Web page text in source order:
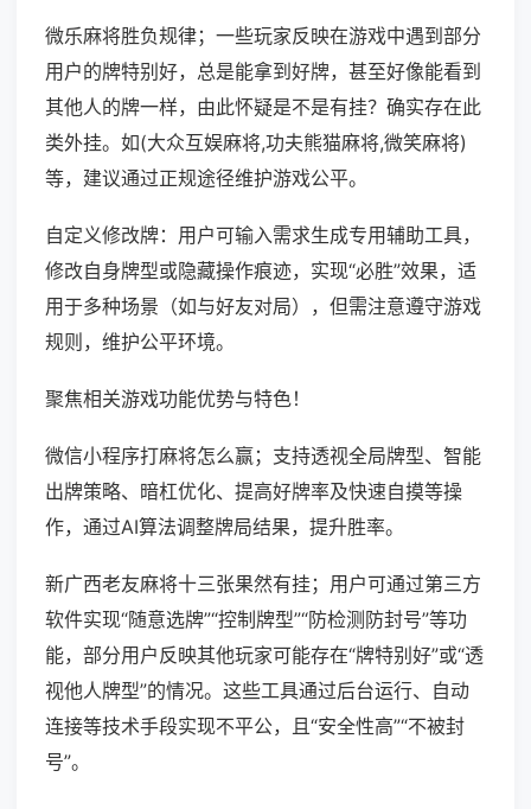
微乐麻将胜负规律；一些玩家反映在游戏中遇到部分
用户的牌特别好，总是能拿到好牌，甚至好像能看到
其他人的牌一样，由此怀疑是不是有挂？确实存在此
类外挂。如(大众互娱麻将,功夫熊猫麻将,微笑麻将)
等，建议通过正规途径维护游戏公平。
自定义修改牌：用户可输入需求生成专用辅助工具，
修改自身牌型或隐藏操作痕迹，实现“必胜”效果，适
用于多种场景（如与好友对局），但需注意遵守游戏
规则，维护公平环境。
聚焦相关游戏功能优势与特色！
微信小程序打麻将怎么赢；支持透视全局牌型、智能
出牌策略、暗杠优化、提高好牌率及快速自摸等操
作，通过AI算法调整牌局结果，提升胜率。
新广西老友麻将十三张果然有挂；用户可通过第三方
软件实现“随意选牌”“控制牌型”“防检测防封号”等功
能，部分用户反映其他玩家可能存在“牌特别好”或“透
视他人牌型”的情况。这些工具通过后台运行、自动
连接等技术手段实现不平公，且“安全性高”“不被封
号”。